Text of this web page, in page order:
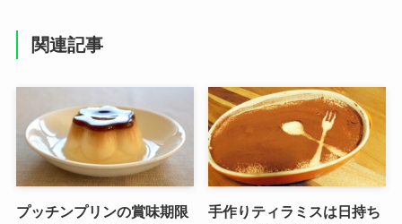
関連記事
プッチンプリンの賞味期限
手作りティラミスは日持ち